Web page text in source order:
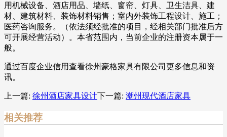
用机械设备、酒店用品、墙纸、窗帘、灯具、卫生洁具、建
材、建筑材料、装饰材料销售；室内外装饰工程设计、施工；
医药咨询服务。（依法须经批准的项目，经相关部门批准后方
可开展经营活动）。本省范围内，当前企业的注册资本属于一
般。
通过百度企业信用查看徐州豪格家具有限公司更多信息和资
讯。
上一篇: 徐州酒店家具设计下一篇: 潮州现代酒店家具
相关推荐